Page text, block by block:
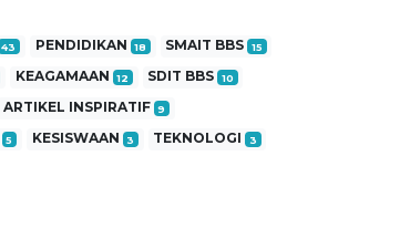
43 PENDIDIKAN 18 SMAIT BBS 15
KEAGAMAAN 12 SDIT BBS 10
ARTIKEL INSPIRATIF 9
5 KESISWAAN 3 TEKNOLOGI 3